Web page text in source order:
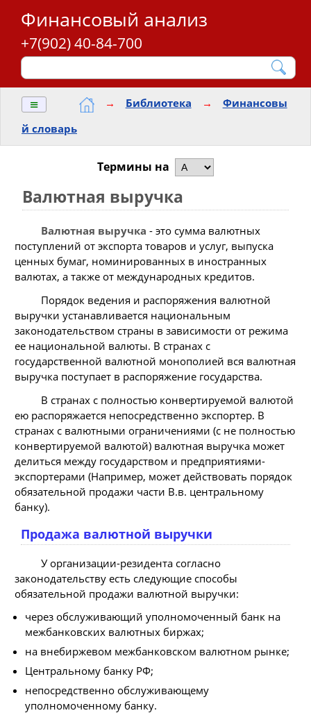
Финансовый анализ
+7(902) 40-84-700
≡ → Библиотека →
Финансовы
й словарь
Термины на
Валютная выручка
Валютная выручка - это сумма валютных
поступлений от экспорта товаров и услуг, выпуска
ценных бумаг, номинированных в иностранных
валютах, а также от международных кредитов.
Порядок ведения и распоряжения валютной
выручки устанавливается национальным
законодательством страны в зависимости от режима
ее национальной валюты. В странах с
государственной валютной монополией вся валютная
выручка поступает в распоряжение государства.
В странах с полностью конвертируемой валютой
ею распоряжается непосредственно экспортер. В
странах с валютными ограничениями (с не полностью
конвертируемой валютой) валютная выручка может
делиться между государством и предприятиями-
экспортерами (Например, может действовать порядок
обязательной продажи части В.в. центральному
банку).
Продажа валютной выручки
У организации-резидента согласно
законодательству есть следующие способы
обязательной продажи валютной выручки:
через обслуживающий уполномоченный банк на
межбанковских валютных биржах;
на внебиржевом межбанковском валютном рынке;
Центральному банку РФ;
непосредственно обслуживающему
уполномоченному банку.